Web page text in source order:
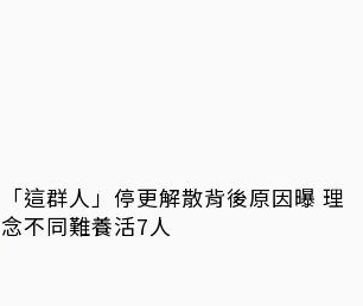
「這群人」停更解散背後原因曝 理
念不同難養活7人